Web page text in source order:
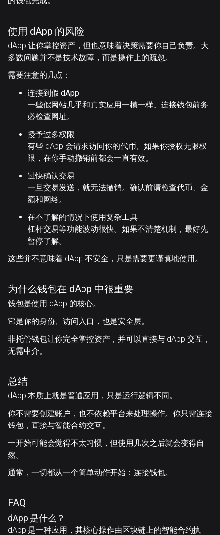
使用 dApp 的风险
dApp 让你掌控资产，但也意味着决策需要你自己负责。大
多数问题并不是技术故障，而是操作上的疏忽。
需要注意的几点：
连接到假 dApp
一些假网站几乎和真实应用一模一样。连接钱包前务
必检查网址。
授予过多权限
有些 dApp 会请求访问你的代币。如果你授权无限权
限，在你手动撤销前都会一直有效。
过快确认交易
一旦交易发送，就无法撤销。确认前请检查代币、金
额和网络。
在不了解的情况下使用复杂工具
杠杆交易等功能波动很快。如果不清楚机制，最好先
暂停了解。
这些并不意味着 dApp 不安全，只是需要更谨慎地使用。
为什么钱包在 dApp 中很重要
钱包是使用 dApp 的核心。
它是你的身份、访问入口，也是安全层。
非托管钱包让你完全掌控资产，并可以直接与 dApp 交互，
无需中介。
总结
dApp 本质上就是普通应用，只是运行逻辑不同。
你不需要创建账户，也不依赖平台来处理操作。你只需连接
钱包，直接与智能合约交互。
一开始可能会觉得不太习惯，但使用几次之后就会变得自
然。
通常，一切都从一个简单动作开始：连接钱包。
FAQ
dApp 是什么？
dApp 是一种应用，其核心操作由区块链上的智能合约执